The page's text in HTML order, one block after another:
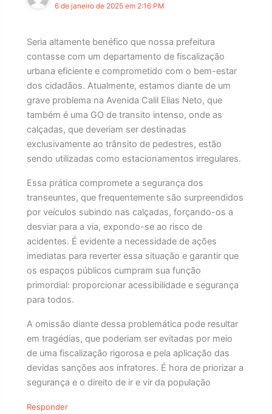
6 de janeiro de 2025 em 2:16 PM
Seria altamente benéfico que nossa prefeitura
contasse com um departamento de fiscalização
urbana eficiente e comprometido com o bem-estar
dos cidadãos. Atualmente, estamos diante de um
grave problema na Avenida Calil Elias Neto, que
também é uma GO de transito intenso, onde as
calçadas, que deveriam ser destinadas
exclusivamente ao trânsito de pedestres, estão
sendo utilizadas como estacionamentos irregulares.
Essa prática compromete a segurança dos
transeuntes, que frequentemente são surpreendidos
por veículos subindo nas calçadas, forçando-os a
desviar para a via, expondo-se ao risco de
acidentes. É evidente a necessidade de ações
imediatas para reverter essa situação e garantir que
os espaços públicos cumpram sua função
primordial: proporcionar acessibilidade e segurança
para todos.
A omissão diante dessa problemática pode resultar
em tragédias, que poderiam ser evitadas por meio
de uma fiscalização rigorosa e pela aplicação das
devidas sanções aos infratores. É hora de priorizar a
segurança e o direito de ir e vir da população
Responder